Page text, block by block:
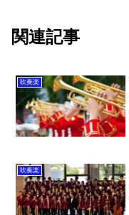
関連記事
吹奏楽
吹奏楽